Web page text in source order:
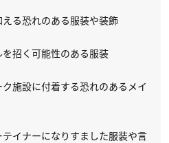
る恐れのある服装や装飾
招く可能性のある服装
施設に付着する恐れのあるメイ
イナーになりすました服装や言